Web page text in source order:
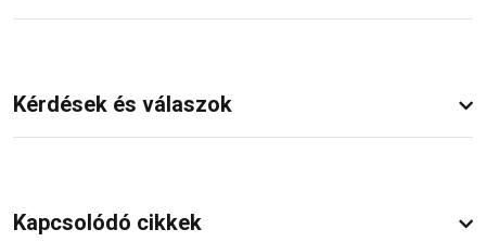
Kérdések és válaszok
Kapcsolódó cikkek